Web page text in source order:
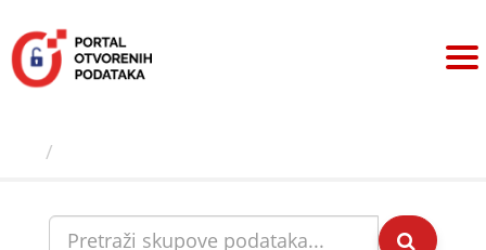
sadržaj